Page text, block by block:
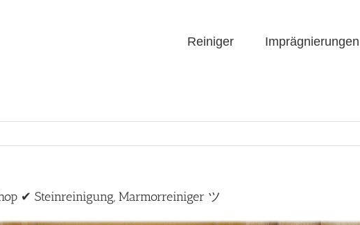
Reiniger Imprägnierungen
✔ Steinreinigung, Marmorreiniger ツ